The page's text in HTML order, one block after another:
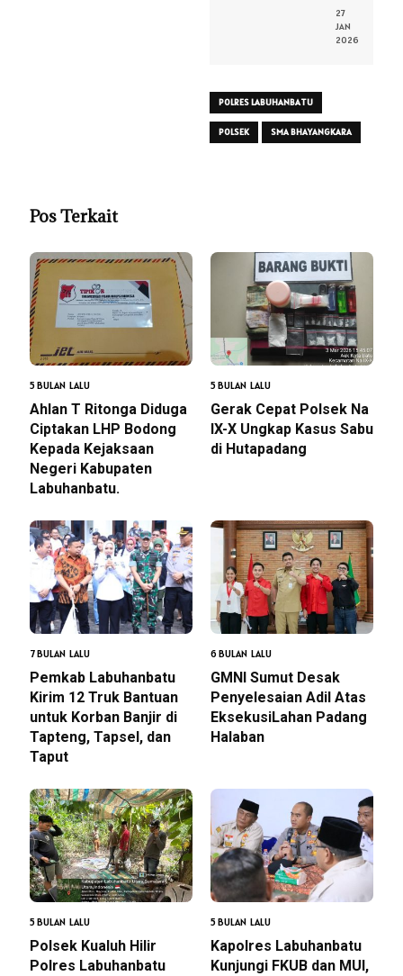
27
JAN
2026
POLRES LABUHANBATU
POLSEK SMA BHAYANGKARA
Pos Terkait
5 BULAN LALU
Ahlan T Ritonga Diduga
Ciptakan LHP Bodong
Kepada Kejaksaan
Negeri Kabupaten
Labuhanbatu.
5 BULAN LALU
Gerak Cepat Polsek Na
IX-X Ungkap Kasus Sabu
di Hutapadang
7 BULAN LALU
Pemkab Labuhanbatu
Kirim 12 Truk Bantuan
untuk Korban Banjir di
Tapteng, Tapsel, dan
Taput
6 BULAN LALU
GMNI Sumut Desak
Penyelesaian Adil Atas
EksekusiLahan Padang
Halaban
5 BULAN LALU
Polsek Kualuh Hilir
Polres Labuhanbatu
5 BULAN LALU
Kapolres Labuhanbatu
Kunjungi FKUB dan MUI,